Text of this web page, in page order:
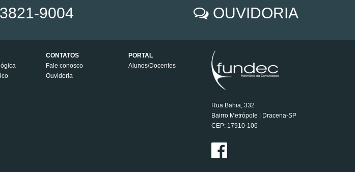
9004 OUVIDORIA
CONTATOS
Fale conosco
Ouvidoria
PORTAL
Alunos/Docentes
Rua Bahia, 332
Bairro Metrópole | Dracena-SP
CEP: 17910-106